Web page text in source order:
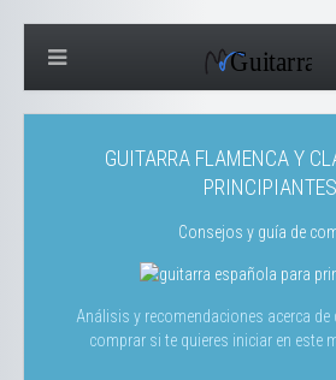
GUITARRA FLAMENCA Y
PRINCIPIANTES
Consejos y guía de
Análisis y recomendaciones acerca de
comprar si te quieres iniciar en este